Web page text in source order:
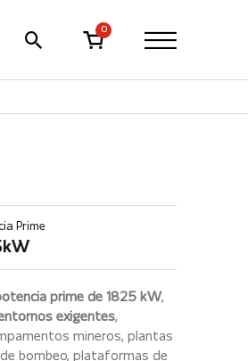
0
Prime
prime de 1825 kW,
exigentes,
mineros, plantas
bombeo, plataformas de